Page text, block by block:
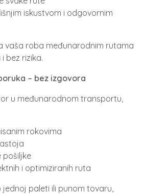
iskustvom i odgovornim
vaša roba međunarodnim rutama
bez rizika.
– bez izgovora
u međunarodnom transportu,
rokovima
pošiljke
i optimiziranih ruta
jednoj paleti ili punom tovaru,